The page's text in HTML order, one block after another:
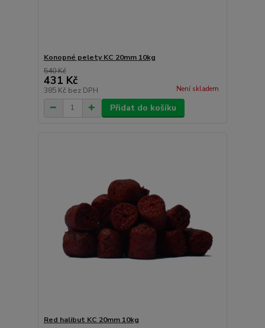
Konopné pelety KC 20mm 10kg
540 Kč
431 Kč
385 Kč bez DPH Není skladem
Přidat do košíku
Red halibut KC 20mm 10kg